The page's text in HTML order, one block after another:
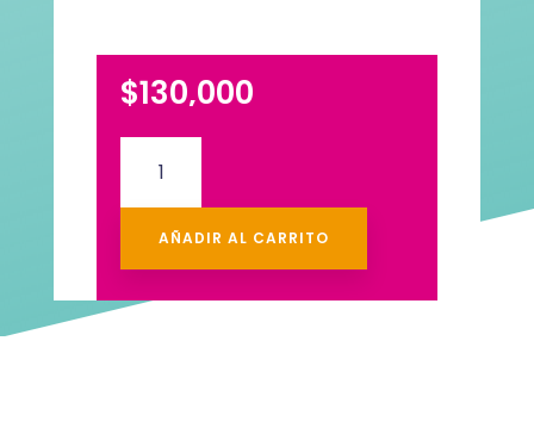
$130,000
peluche
cantidadAÑADIR AL CARRITO